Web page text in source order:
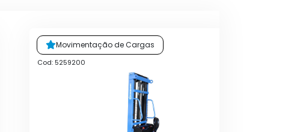
Movimentação de Cargas
Cod: 5259200